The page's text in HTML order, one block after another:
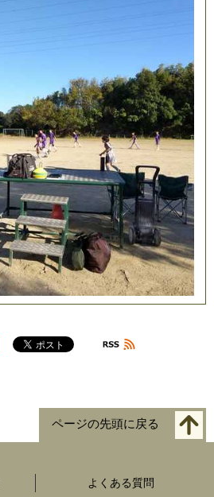
ページの先頭に戻る
よくある質問